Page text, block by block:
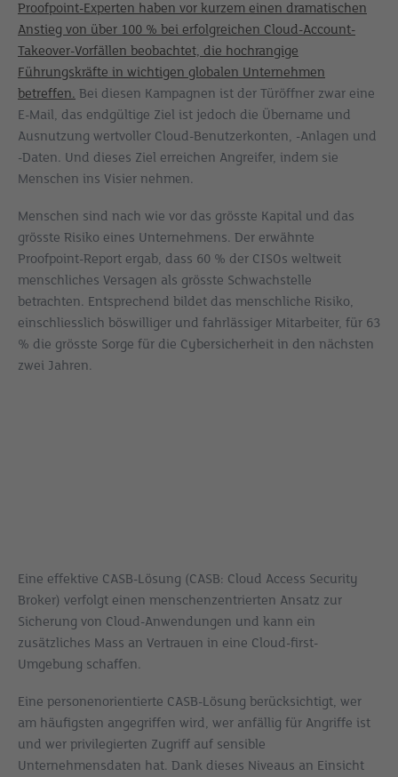
Proofpoint-Experten haben vor kurzem einen dramatischen
Anstieg von über 100 % bei erfolgreichen Cloud-Account-
Takeover-Vorfällen beobachtet, die hochrangige
Führungskräfte in wichtigen globalen Unternehmen
betreffen. Bei diesen Kampagnen ist der Türöffner zwar eine
E-Mail, das endgültige Ziel ist jedoch die Übername und
Ausnutzung wertvoller Cloud-Benutzerkonten, -Anlagen und
-Daten. Und dieses Ziel erreichen Angreifer, indem sie
Menschen ins Visier nehmen.
Menschen sind nach wie vor das grösste Kapital und das
grösste Risiko eines Unternehmens. Der erwähnte
Proofpoint-Report ergab, dass 60 % der CISOs weltweit
menschliches Versagen als grösste Schwachstelle
betrachten. Entsprechend bildet das menschliche Risiko,
einschliesslich böswilliger und fahrlässiger Mitarbeiter, für 63
% die grösste Sorge für die Cybersicherheit in den nächsten
zwei Jahren.
Eine effektive CASB-Lösung (CASB: Cloud Access Security
Broker) verfolgt einen menschenzentrierten Ansatz zur
Sicherung von Cloud-Anwendungen und kann ein
zusätzliches Mass an Vertrauen in eine Cloud-first-
Umgebung schaffen.
Eine personenorientierte CASB-Lösung berücksichtigt, wer
am häufigsten angegriffen wird, wer anfällig für Angriffe ist
und wer privilegierten Zugriff auf sensible
Unternehmensdaten hat. Dank dieses Niveaus an Einsicht